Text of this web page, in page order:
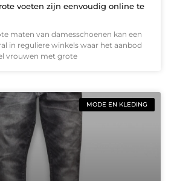
voeten zijn eenvoudig online te
maten van damesschoenen kan een
in reguliere winkels waar het aanbod
vrouwen met grote
MODE EN KLEDING